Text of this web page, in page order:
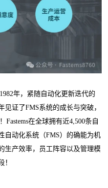
年，紧随自动化更新迭代的
见证了FMS系统的成长与突破，
Fastems在全球拥有近4,500条自
自动化系统（FMS）的确能为机
生产效率，员工阵容以及管理模
！